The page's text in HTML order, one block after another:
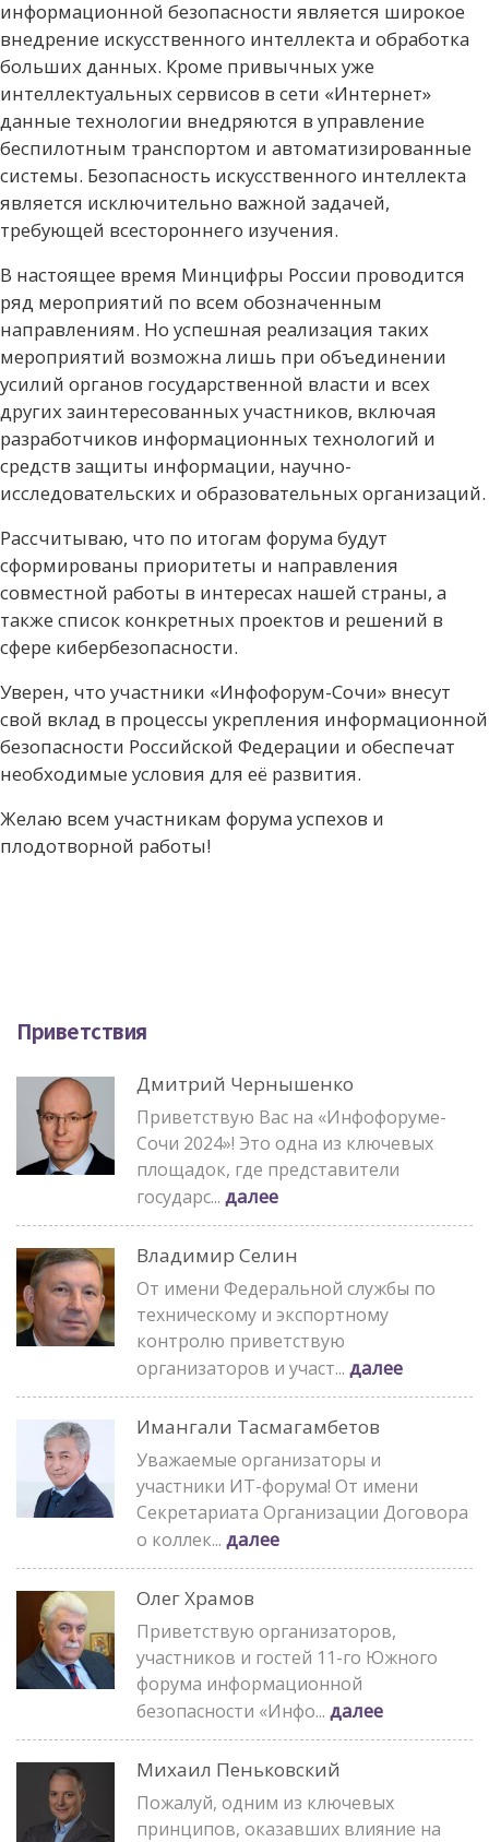
информационной безопасности является широкое
внедрение искусственного интеллекта и обработка
больших данных. Кроме привычных уже
интеллектуальных сервисов в сети «Интернет»
данные технологии внедряются в управление
беспилотным транспортом и автоматизированные
системы. Безопасность искусственного интеллекта
является исключительно важной задачей,
требующей всестороннего изучения.
В настоящее время Минцифры России проводится
ряд мероприятий по всем обозначенным
направлениям. Но успешная реализация таких
мероприятий возможна лишь при объединении
усилий органов государственной власти и всех
других заинтересованных участников, включая
разработчиков информационных технологий и
средств защиты информации, научно-
исследовательских и образовательных организаций.
Рассчитываю, что по итогам форума будут
сформированы приоритеты и направления
совместной работы в интересах нашей страны, а
также список конкретных проектов и решений в
сфере кибербезопасности.
Уверен, что участники «Инфофорум-Сочи» внесут
свой вклад в процессы укрепления информационной
безопасности Российской Федерации и обеспечат
необходимые условия для её развития.
Желаю всем участникам форума успехов и
плодотворной работы!
Приветствия
Дмитрий Чернышенко
Приветствую Вас на «Инфофоруме-
Сочи 2024»! Это одна из ключевых
площадок, где представители
государс... далее
Владимир Селин
От имени Федеральной службы по
техническому и экспортному
контролю приветствую
организаторов и участ... далее
Имангали Тасмагамбетов
Уважаемые организаторы и
участники ИТ-форума! От имени
Секретариата Организации Договора
о коллек... далее
Олег Храмов
Приветствую организаторов,
участников и гостей 11-го Южного
форума информационной
безопасности «Инфо... далее
Михаил Пеньковский
Пожалуй, одним из ключевых
принципов, оказавших влияние на